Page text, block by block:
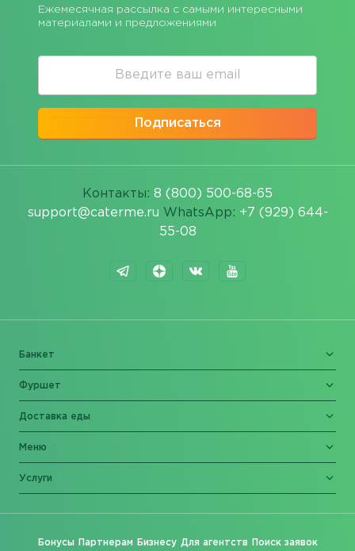
Ежемесячная рассылка с самыми интересными
материалами и предложениями
Подписаться
Контакты: 8 (800) 500-68-65
support@caterme.ru WhatsApp: +7 (929) 644-
55-08
Банкет
Фуршет
Доставка еды
Меню
Услуги
Бонусы Партнерам Бизнесу Для агентств Поиск заявок